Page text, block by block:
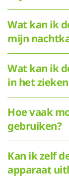
Wat kan ik
mijn
Wat kan ik
in het
Hoe vaak
gebruiken?
Kan ik zelf
apparaat